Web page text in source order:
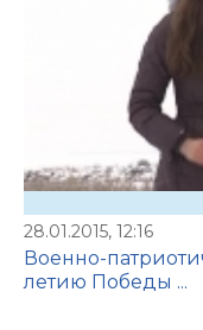
28.01.2015, 12:16
Военно-
летию Победы ...